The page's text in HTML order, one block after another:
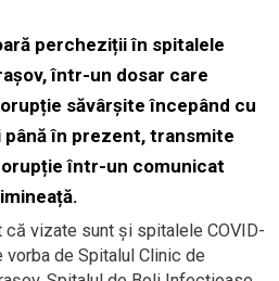
percheziții în spitalele
într-un dosar care
săvârșite începând cu
până în prezent, transmite
într-un comunicat
că vizate sunt și spitalele COVID-
vorba de Spitalul Clinic de